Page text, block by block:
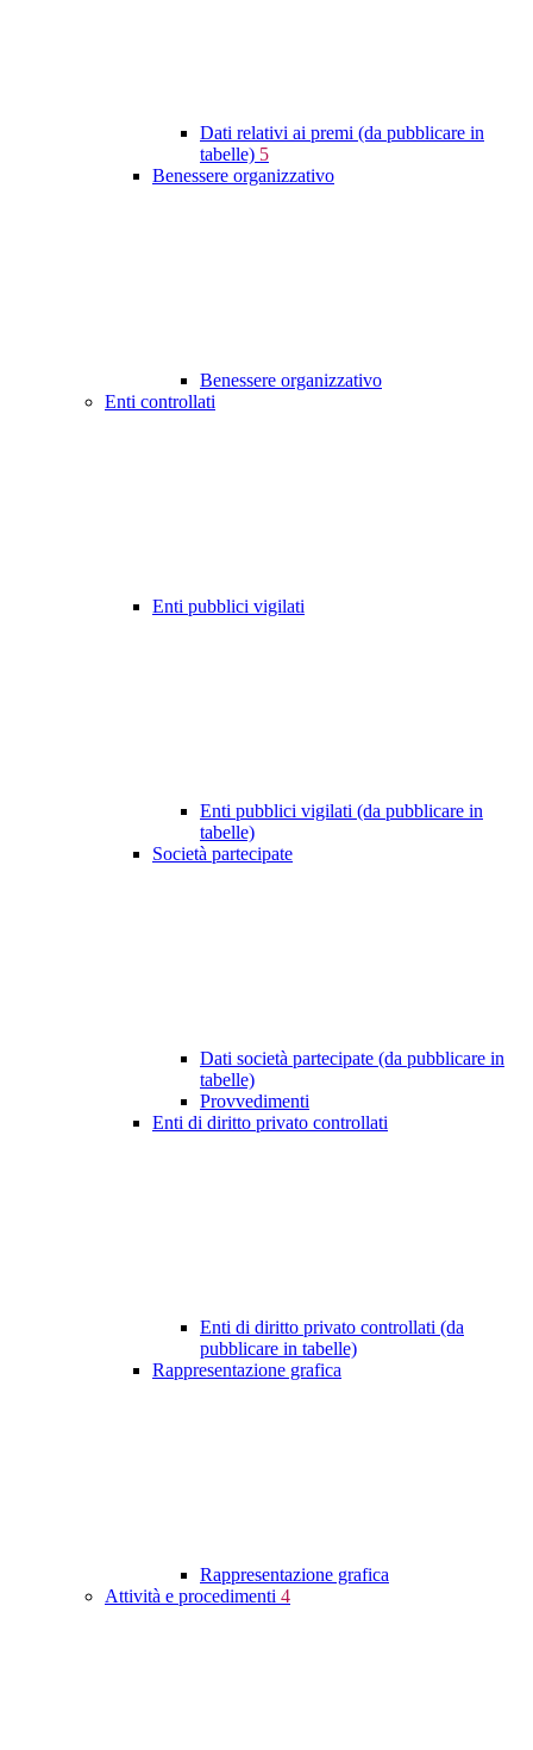
Dati relativi ai premi (da pubblicare in
tabelle) 5
Benessere organizzativo
Benessere organizzativo
Enti controllati
Enti pubblici vigilati
Enti pubblici vigilati (da pubblicare in
tabelle)
Società partecipate
Dati società partecipate (da pubblicare in
tabelle)
Provvedimenti
Enti di diritto privato controllati
Enti di diritto privato controllati (da
pubblicare in tabelle)
Rappresentazione grafica
Rappresentazione grafica
Attività e procedimenti 4